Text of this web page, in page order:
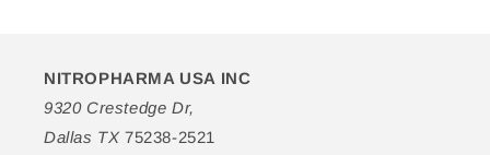
NITROPHARMA USA INC
9320 Crestedge Dr,
Dallas TX 75238-2521